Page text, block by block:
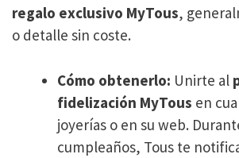
regalo exclusivo MyTous,
o detalle sin coste.
Cómo obtenerlo: Unirte al
fidelización MyTous en
joyerías o en su web.
cumpleaños, Tous te